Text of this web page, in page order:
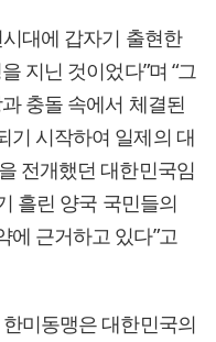
대에 갑자기 출현한
지닌 것이었다”며 “그
충돌 속에서 체결된
기 시작하여 일제의 대
전개했던 대한민국임
흘린 양국 국민들의
에 근거하고 있다”고
미동맹은 대한민국의